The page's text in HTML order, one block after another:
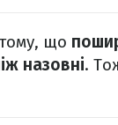
що
назовні.